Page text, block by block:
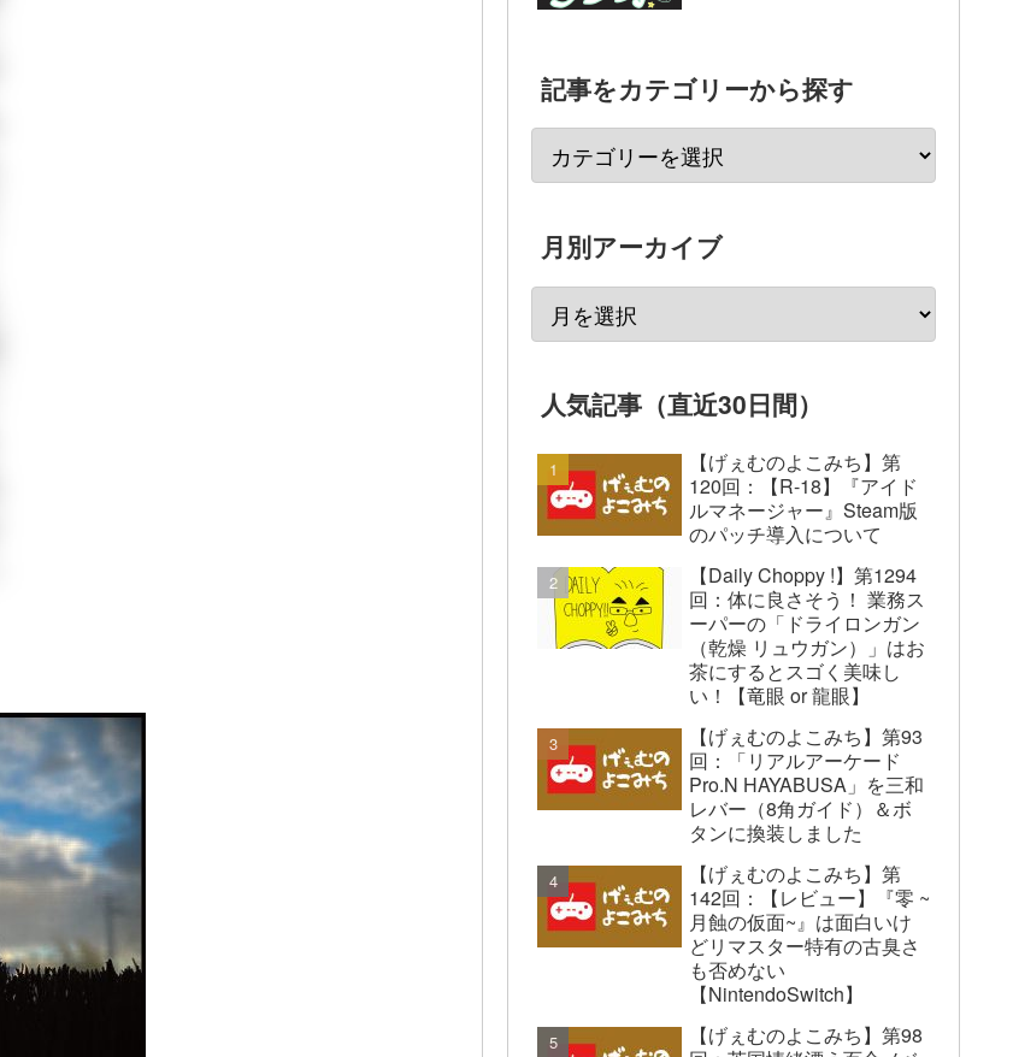
記事をカテゴリーから探す
月別アーカイブ
人気記事（直近30日間）
【げぇむのよこみち】第
120回：【R-18】『アイド
ルマネージャー』Steam版
のパッチ導入について
【Daily Choppy !】第1294
回：体に良さそう！ 業務ス
ーパーの「ドライロンガン
（乾燥 リュウガン）」はお
茶にするとスゴく美味し
い！【竜眼 or 龍眼】
【げぇむのよこみち】第93
回：「リアルアーケード
Pro.N HAYABUSA」を三和
レバー（8角ガイド）＆ボ
タンに換装しました
【げぇむのよこみち】第
142回：【レビュー】『零 ~
月蝕の仮面~』は面白いけ
どリマスター特有の古臭さ
も否めない
【NintendoSwitch】
【げぇむのよこみち】第98